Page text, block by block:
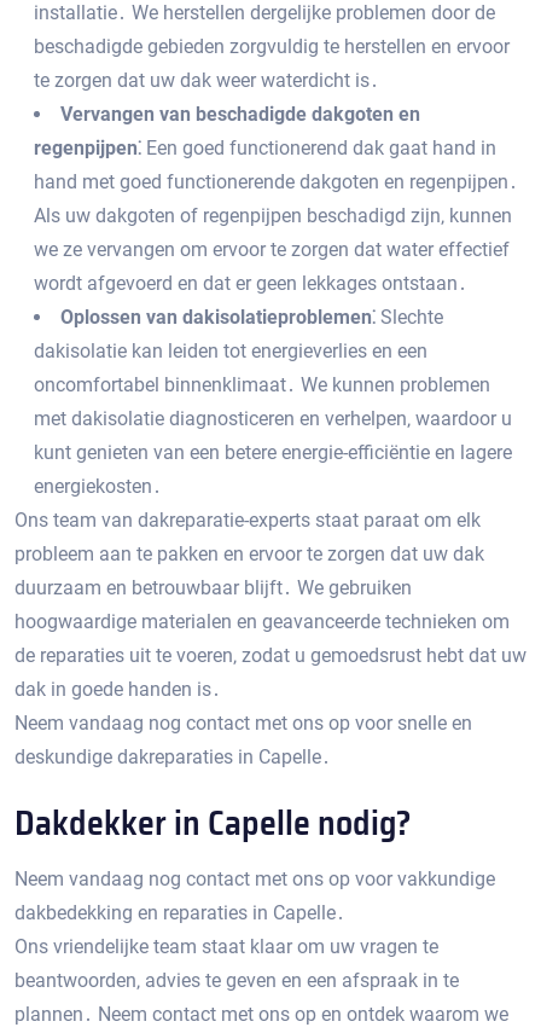
installatie․ We herstellen dergelijke problemen door de
beschadigde gebieden zorgvuldig te herstellen en ervoor
te zorgen dat uw dak weer waterdicht is․
Vervangen van beschadigde dakgoten en
regenpijpen⁚ Een goed functionerend dak gaat hand in
hand met goed functionerende dakgoten en regenpijpen․
Als uw dakgoten of regenpijpen beschadigd zijn‚ kunnen
we ze vervangen om ervoor te zorgen dat water effectief
wordt afgevoerd en dat er geen lekkages ontstaan․
Oplossen van dakisolatieproblemen⁚ Slechte
dakisolatie kan leiden tot energieverlies en een
oncomfortabel binnenklimaat․ We kunnen problemen
met dakisolatie diagnosticeren en verhelpen‚ waardoor u
kunt genieten van een betere energie-efficiëntie en lagere
energiekosten․
Ons team van dakreparatie-experts staat paraat om elk
probleem aan te pakken en ervoor te zorgen dat uw dak
duurzaam en betrouwbaar blijft․ We gebruiken
hoogwaardige materialen en geavanceerde technieken om
de reparaties uit te voeren‚ zodat u gemoedsrust hebt dat uw
dak in goede handen is․
Neem vandaag nog contact met ons op voor snelle en
deskundige dakreparaties in Capelle․
Dakdekker in Capelle nodig?
Neem vandaag nog contact met ons op voor vakkundige
dakbedekking en reparaties in Capelle․
Ons vriendelijke team staat klaar om uw vragen te
beantwoorden‚ advies te geven en een afspraak in te
plannen․ Neem contact met ons op en ontdek waarom we